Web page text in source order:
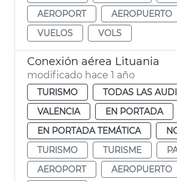
AEROPORT
AEROPUERTO
VUELOS
VOLS
Conexión aérea Lituania
modificado hace 1 año
TURISMO
TODAS LAS
VALENCIA
EN PORTADA
EN PORTADA TEMÁTICA
TURISMO
TURISME
AEROPORT
AEROPUERTO